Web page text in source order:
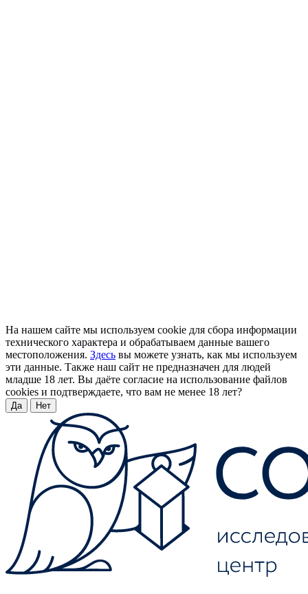
На нашем сайте мы используем cookie для сбора информации
технического характера и обрабатываем данные вашего
местоположения. Здесь вы можете узнать, как мы используем
эти данные. Также наш сайт не предназначен для людей
младше 18 лет. Вы даёте согласие на использование файлов
cookies и подтверждаете, что вам не менее 18 лет?
Да Нет